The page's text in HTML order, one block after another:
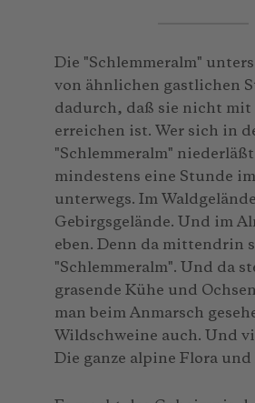
Die "Schlemmeralm"
von ähnlichen gastlichen
dadurch, daß sie nicht mit
erreichen ist. Wer sich in
"Schlemmeralm"
mindestens eine Stunde
unterwegs. Im
Gebirgsgelände. Und im
eben. Denn da mittendrin
"Schlemmeralm". Und da
grasende Kühe und
man beim Anmarsch
Wildschweine auch. Und
Die ganze alpine Flora und